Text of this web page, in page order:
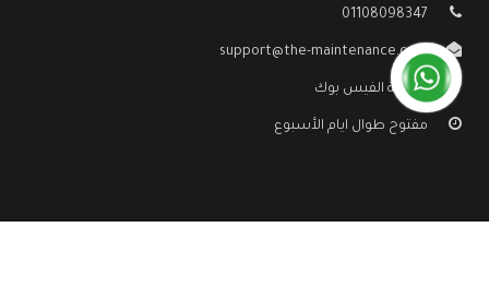
01108098347
support@the-maintenance.com
صفحة الفيس بوك
مفتوح طوال ايام الأسبوع